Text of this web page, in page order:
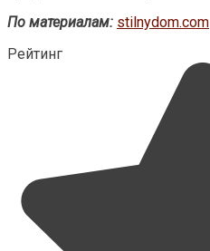
По материалам: stilnydom.com
Рейтинг